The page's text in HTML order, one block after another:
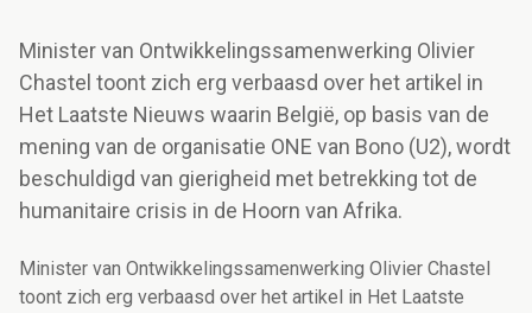
Minister van Ontwikkelingssamenwerking Olivier
Chastel toont zich erg verbaasd over het artikel in
Het Laatste Nieuws waarin België, op basis van de
mening van de organisatie ONE van Bono (U2), wordt
beschuldigd van gierigheid met betrekking tot de
humanitaire crisis in de Hoorn van Afrika.
Minister van Ontwikkelingssamenwerking Olivier Chastel
toont zich erg verbaasd over het artikel in Het Laatste